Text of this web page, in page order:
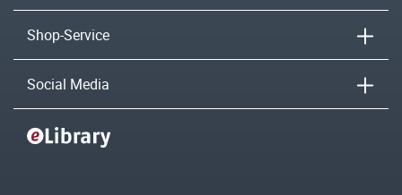
Shop-Service
Social Media